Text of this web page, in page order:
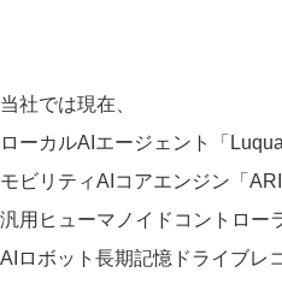
当社では現在、
ローカルAIエージェント「Luqua
モビリティAIコアエンジン「
汎用ヒューマノイドコントロー
AIロボット長期記憶ドライブレ